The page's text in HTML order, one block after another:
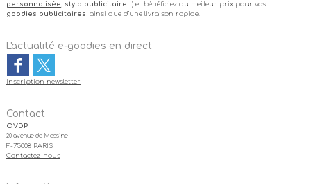
personnalisée, stylo publicitaire…) et bénéficiez du meilleur prix pour vos
goodies publicitaires , ainsi que d’une livraison rapide.
L'actualité e-goodies en direct
Inscription newsletter
Contact
OVDP
20 avenue de Messine
F-75008 PARIS
Contactez-nous